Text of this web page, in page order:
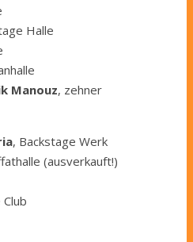
Halle
Manouz, zehner
, Backstage Werk
(ausverkauft!)